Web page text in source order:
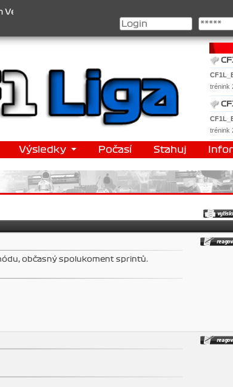
, 2. Jan Nováček , 3. Jakub Chmelík , Pohár
trénink
trénink
Výsledky Počasí Stahuj
občasný spolukoment sprintů.